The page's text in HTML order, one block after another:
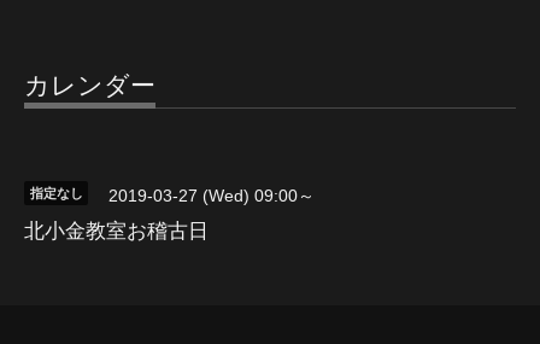
カレンダー
指定なし 2019-03-27 (Wed) 09:00～
北小金教室お稽古日